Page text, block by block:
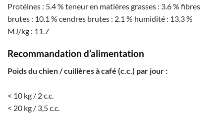
Protéines : 5.4 % teneur en matières grasses : 3.6 % fibres
brutes : 10.1 % cendres brutes : 2.1 % humidité : 13.3 %
MJ/kg : 11.7
Recommandation d’alimentation
Poids du chien / cuillères à café (c.c.) par jour :
< 10 kg / 2 c.c.
< 20 kg / 3,5 c.c.